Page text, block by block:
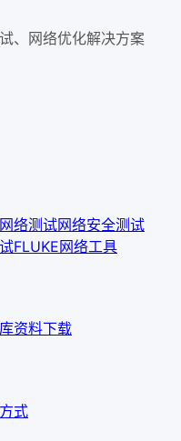
、网络优化解决方案
络测试网络安全测试
FLUKE网络工具
资料下载
式